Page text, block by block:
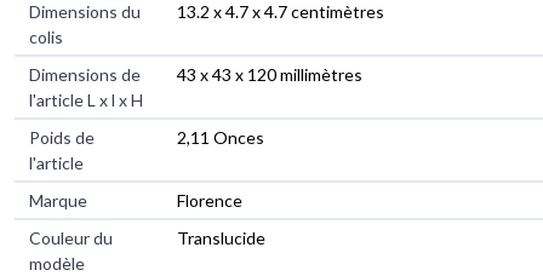
Dimensions du
colis
‎13.2 x 4.7 x 4.7 centimètres
Dimensions de
l'article L x l x H
‎43 x 43 x 120 millimètres
Poids de
l'article
‎2,11 Onces
Marque
‎Florence
Couleur du
modèle
‎Translucide